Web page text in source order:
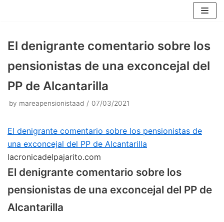
El denigrante comentario sobre los
pensionistas de una exconcejal del
PP de Alcantarilla
by mareapensionistaad 07/03/2021
El denigrante comentario sobre los pensionistas de
una exconcejal del PP de Alcantarilla
lacronicadelpajarito.com
El denigrante comentario sobre los
pensionistas de una exconcejal del PP de
Alcantarilla